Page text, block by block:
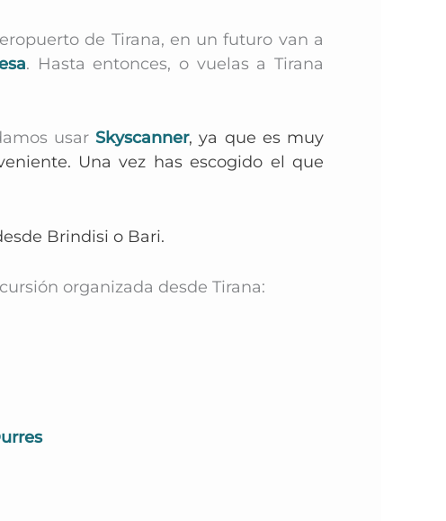
de Tirana, en un futuro van a
. Hasta entonces, o vuelas a Tirana
usarSkyscanner, ya que es muy
Una vez has escogido el que
Brindisi o Bari.
organizada desde Tirana: